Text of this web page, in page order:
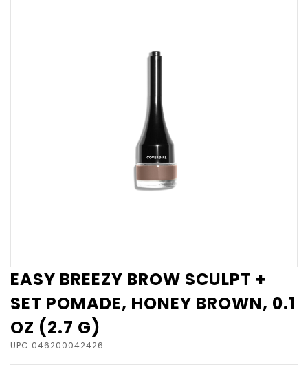
EASY BREEZY BROW SCULPT +
SET POMADE, HONEY BROWN, 0.1
OZ (2.7 G)
UPC:046200042426